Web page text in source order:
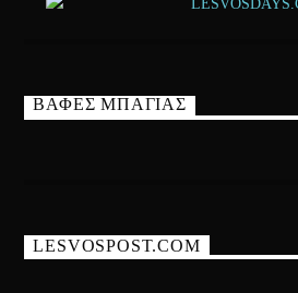
ΒΑΦΕΣ ΜΠΑΓΙΑΣ
LESVOSPOST.COM